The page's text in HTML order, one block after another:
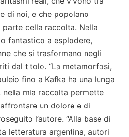
di noi, e che popolano
della raccolta. Nella
fantastico a esplodere,
che si trasformano negli
dal titolo. “La metamorfosi,
fino a Kafka ha una lunga
mia raccolta permette
un dolore e di
l’autore. “Alla base di
letteratura argentina, autori